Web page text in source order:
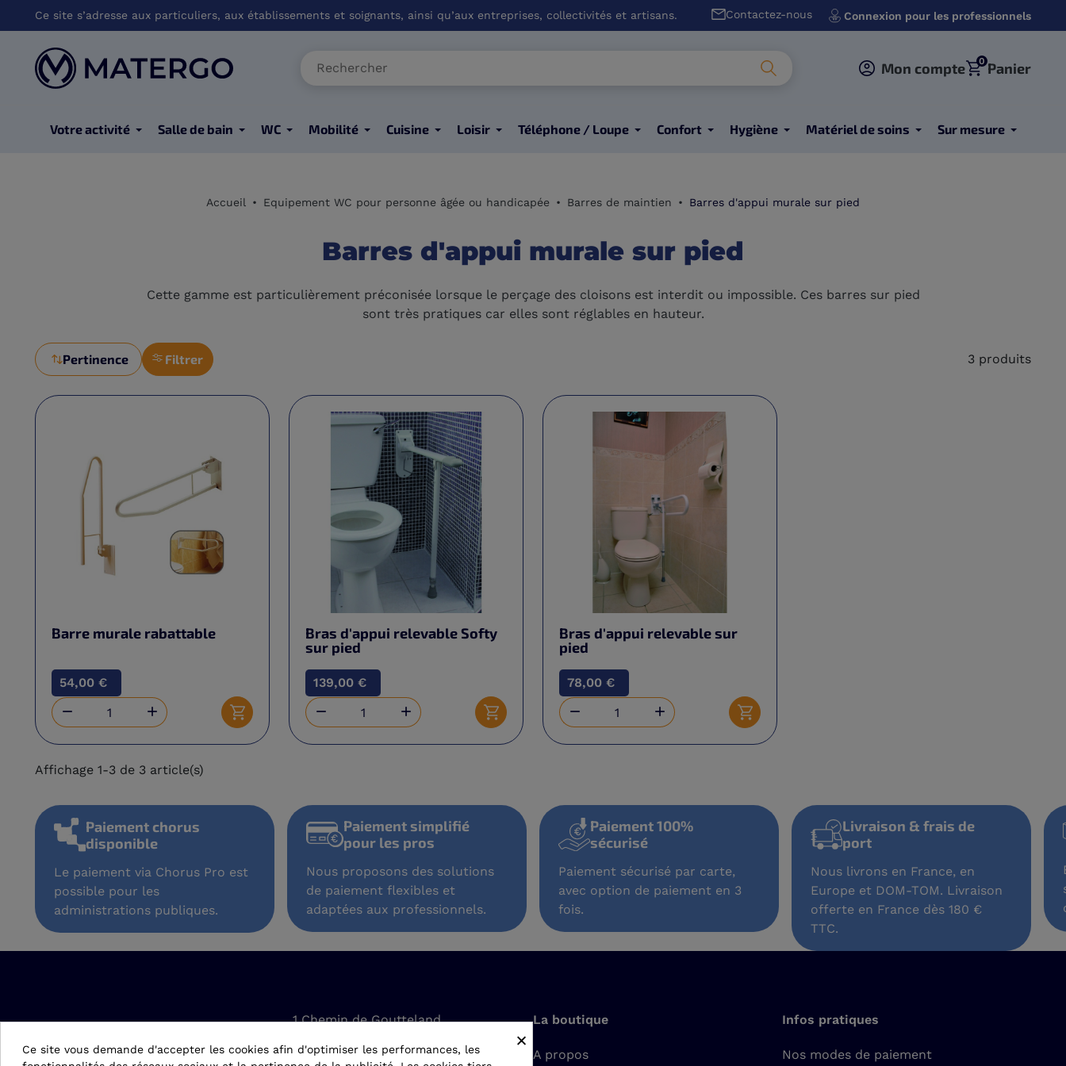
Ce site s’adresse aux particuliers, aux établissements et soignants, ainsi qu’aux entreprises, collectivités et artisans. Contactez-nous Connexion pour les professionnels
Mon compte 0 Panier
Votre activité Salle de bain WC Mobilité Cuisine Loisir Téléphone / Loupe Confort Hygiène Matériel de soins Sur mesure
Accueil Equipement WC pour personne âgée ou handicapée Barres de maintien Barres d'appui murale sur pied
Barres d'appui murale sur pied
Cette gamme est particulièrement préconisée lorsque le perçage des cloisons est interdit ou impossible. Ces barres sur pied
sont très pratiques car elles sont réglables en hauteur.
Pertinence Filtrer 3 produits
Barre murale rabattable
54,00 €
 
Ajouter au panier
Bras d'appui relevable Softy
sur pied
139,00 €
 
Ajouter au panier
Bras d'appui relevable sur
pied
78,00 €
 
Ajouter au panier
Affichage 1-3 de 3 article(s)
Paiement chorus
disponible
Le paiement via Chorus Pro est
possible pour les
administrations publiques.
Paiement simplifié
pour les pros
Nous proposons des solutions
de paiement flexibles et
adaptées aux professionnels.
Paiement 100%
sécurisé
Paiement sécurisé par carte,
avec option de paiement en 3
fois.
Livraison & frais de
port
Nous livrons en France, en
Europe et DOM-TOM. Livraison
offerte en France dès 180 €
TTC.
1 Chemin de Goutteland
La boutique
A propos
Infos pratiques
Nos modes de paiement
×
Ce site vous demande d'accepter les cookies afin d'optimiser les performances, les